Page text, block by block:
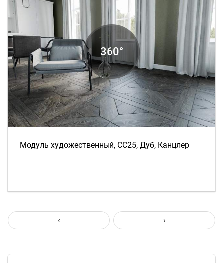
Модуль художественный, СС25, Дуб, Канцлер
‹ ›